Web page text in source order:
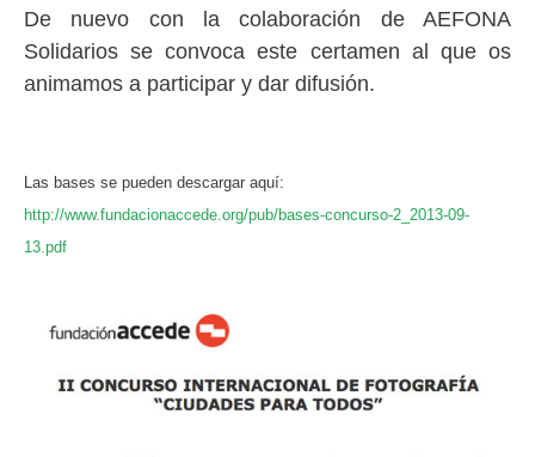
De nuevo con la colaboración de AEFONA
Solidarios se convoca este certamen al que os
animamos a participar y dar difusión.
Las bases se pueden descargar aquí:
http://www.fundacionaccede.org/pub/bases-concurso-2_2013-09-
13.pdf